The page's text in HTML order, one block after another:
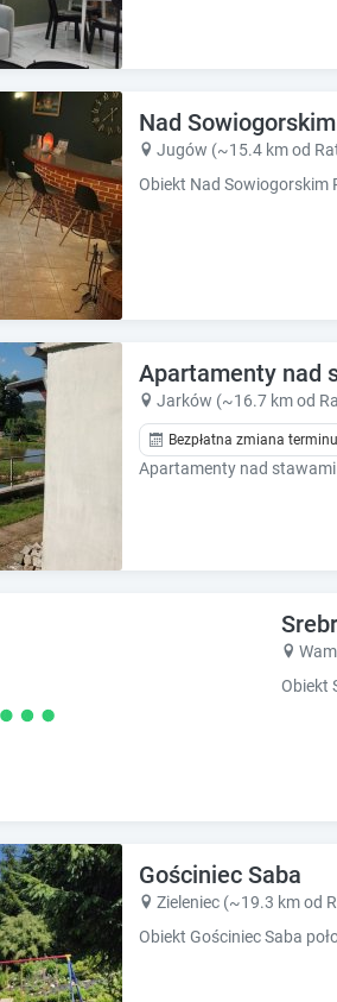
Nad
Jugów (~15.4 km od
Apartamenty nad
Jarków (~16.7 km od
Bezpłatna zmiana terminu
Gościniec Saba
Zieleniec (~19.3 km od